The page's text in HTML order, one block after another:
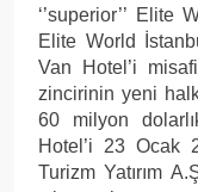
‘’superior’’ Elite
Elite World
Van Hotel’i
zincirinin yeni
60 milyon
Hotel’i 23 Ocak
Turizm Yatırım